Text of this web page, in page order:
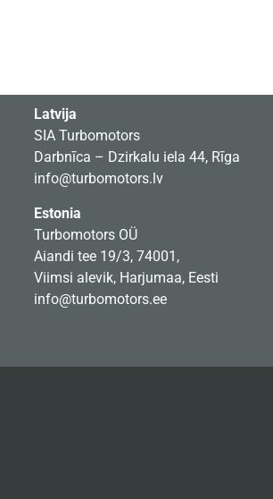
Latvija
SIA Turbomotors
Darbnīca – Dzirkalu iela 44, Rīga
info@turbomotors.lv
Estonia
Turbomotors OÜ
Aiandi tee 19/3, 74001,
Viimsi alevik, Harjumaa, Eesti
info@turbomotors.ee